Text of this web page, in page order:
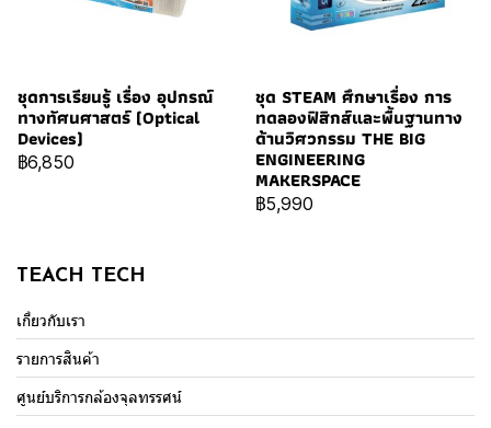
ชุดการเรียนรู้ เรื่อง อุปกรณ์
ทางทัศนศาสตร์ (Optical
Devices)
฿6,850
ชุด STEAM ศึกษาเรื่อง การ
ทดลองฟิสิกส์และพื้นฐานทาง
ด้านวิศวกรรม THE BIG
ENGINEERING
MAKERSPACE
฿5,990
TEACH TECH
เกี่ยวกับเรา
รายการสินค้า
ศูนย์บริการกล้องจุลทรรศน์